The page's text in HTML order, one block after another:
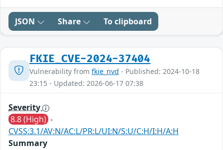
JSON Share To clipboard
FKIE_CVE-2024-37404
Vulnerability from fkie_nvd - Published: 2024-10-18
23:15 - Updated: 2026-06-17 07:38
Severity
8.8 (High) -
CVSS:3.1/AV:N/AC:L/PR:L/UI:N/S:U/C:H/I:H/A:H
Summary